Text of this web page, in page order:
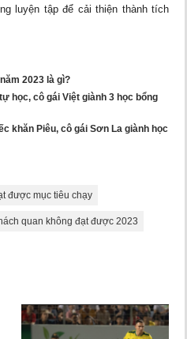
luyện tập để cải thiện thành tích
2023 là gì?
học, cô gái Việt giành 3 học bổng
khăn Piêu, cô gái Sơn La giành học
được mục tiêu chạy
quan không đạt được 2023